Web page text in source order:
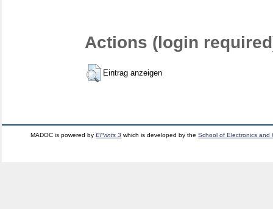
Actions (login
Eintrag anzeigen
MADOC is powered byEPrints 3 which is developed by theSchool of Electronics and